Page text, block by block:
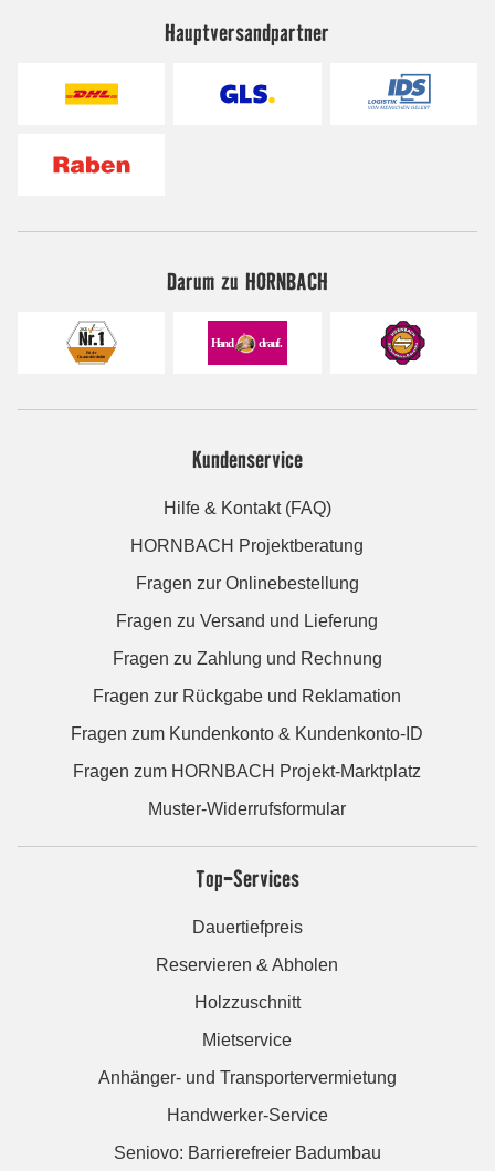
Hauptversandpartner
Darum zu HORNBACH
Kundenservice
Hilfe & Kontakt (FAQ)
HORNBACH Projektberatung
Fragen zur Onlinebestellung
Fragen zu Versand und Lieferung
Fragen zu Zahlung und Rechnung
Fragen zur Rückgabe und Reklamation
Fragen zum Kundenkonto & Kundenkonto-ID
Fragen zum HORNBACH Projekt-Marktplatz
Muster-Widerrufsformular
Top-Services
Dauertiefpreis
Reservieren & Abholen
Holzzuschnitt
Mietservice
Anhänger- und Transportervermietung
Handwerker-Service
Seniovo: Barrierefreier Badumbau